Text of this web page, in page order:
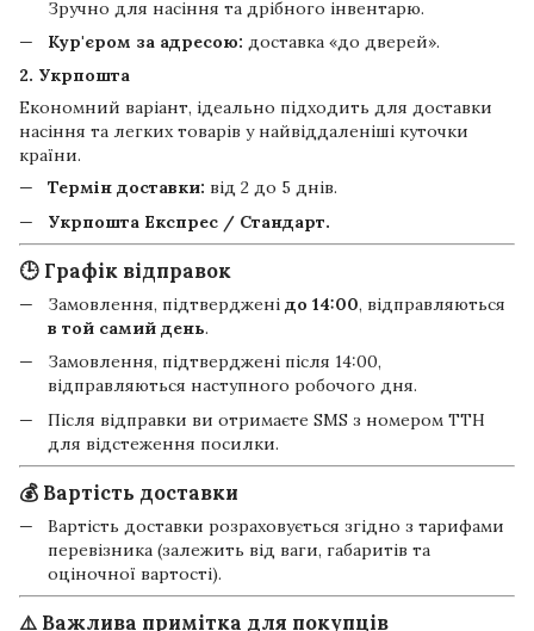
Зручно для насіння та дрібного інвентарю.
Кур'єром за адресою: доставка «до дверей».
2. Укрпошта
Економний варіант, ідеально підходить для доставки
насіння та легких товарів у найвіддаленіші куточки
країни.
Термін доставки: від 2 до 5 днів.
Укрпошта Експрес / Стандарт.
🕒 Графік відправок
Замовлення, підтверджені до 14:00, відправляються
в той самий день.
Замовлення, підтверджені після 14:00,
відправляються наступного робочого дня.
Після відправки ви отримаєте SMS з номером ТТН
для відстеження посилки.
💰 Вартість доставки
Вартість доставки розраховується згідно з тарифами
перевізника (залежить від ваги, габаритів та
оціночної вартості).
⚠️ Важлива примітка для покупців